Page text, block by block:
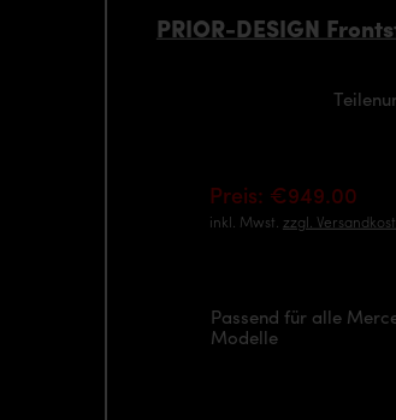
PRIOR-DESIGN
Preis: €949.00
inkl. Mwst. zzgl.
Passend für alle
Modelle